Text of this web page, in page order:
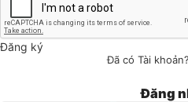
Đăng ký
Đã có Tài
Đăng